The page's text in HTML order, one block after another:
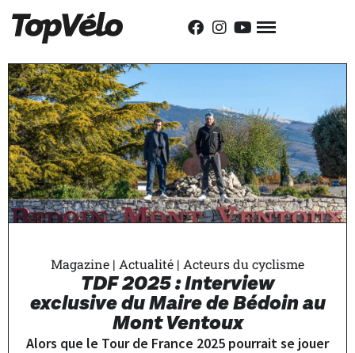
Magazine | Actualité | Acteurs du cyclisme
TDF 2025 : Interview
exclusive du Maire de Bédoin au
Mont Ventoux
Alors que le Tour de France 2025 pourrait se jouer